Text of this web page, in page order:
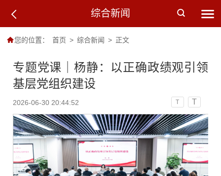
综合新闻
您的位置： 首页 > 综合新闻 > 正文
专题党课｜杨静：以正确政绩观引领
基层党组织建设
2026-06-30 20:44:52 T T